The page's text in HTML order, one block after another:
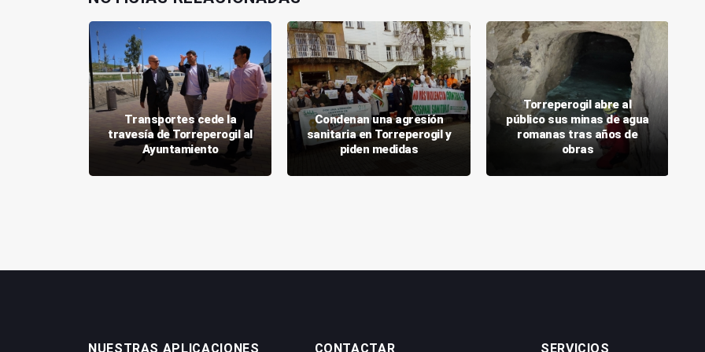
Transportes cede la
travesía de Torreperogil al
Ayuntamiento
Condenan una agresión
sanitaria en Torreperogil y
piden medidas
Torreperogil abre al
público sus minas de agua
romanas tras años de
obras
NUESTRAS APLICACIONES CONTACTAR SERVICIOS